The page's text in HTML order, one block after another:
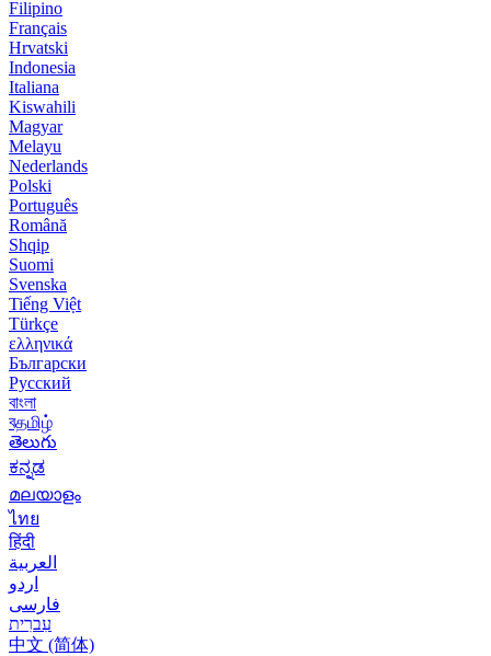
Filipino
Français
Hrvatski
Indonesia
Italiana
Kiswahili
Magyar
Melayu
Nederlands
Polski
Português
Română
Shqip
Suomi
Svenska
Tiếng Việt
Türkçe
ελληνικά
Български
Русский
বাংলা
বதமிழ்
తెలుగు
ಕನ್ನಡ
മലയാളം
ไทย
हिंदी
العربية
اردو
فارسی
עִברִית
中文 (简体)